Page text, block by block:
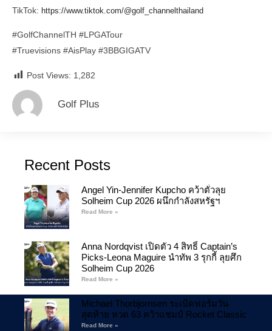
TikTok: https://www.tiktok.com/@golf_channelthailand
#GolfChannelTH #LPGATour
#Truevisions #AisPlay #3BBGIGATV
Post Views: 1,282
Golf Plus
Recent Posts
Angel Yin-Jennifer Kupcho คว้าตั๋วลุย
Solheim Cup 2026 ผนึกกำลังสหรัฐฯ
Read More »
Anna Nordqvist เปิดตัว 4 สิทธิ์ Captain’s
Picks-Leona Maguire นำทัพ 3 รุกกี้ ลุยศึก
Solheim Cup 2026
Read More »
Michael Thorbjornsen ระเบิดฟอร์มวัน
สุดท้าย หวด 63 คว้าแชมป์ Rocket Classic
Read More »